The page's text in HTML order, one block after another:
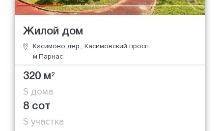
Жилой дом
Касимово дер., Касимовский просп.
м.Парнас
320 м2
S дома
8 сот
S участка